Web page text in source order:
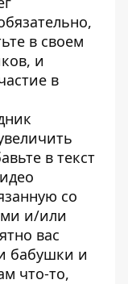
в своем
и
в
в текст
со
и/или
вас
бабушки и
что-то,